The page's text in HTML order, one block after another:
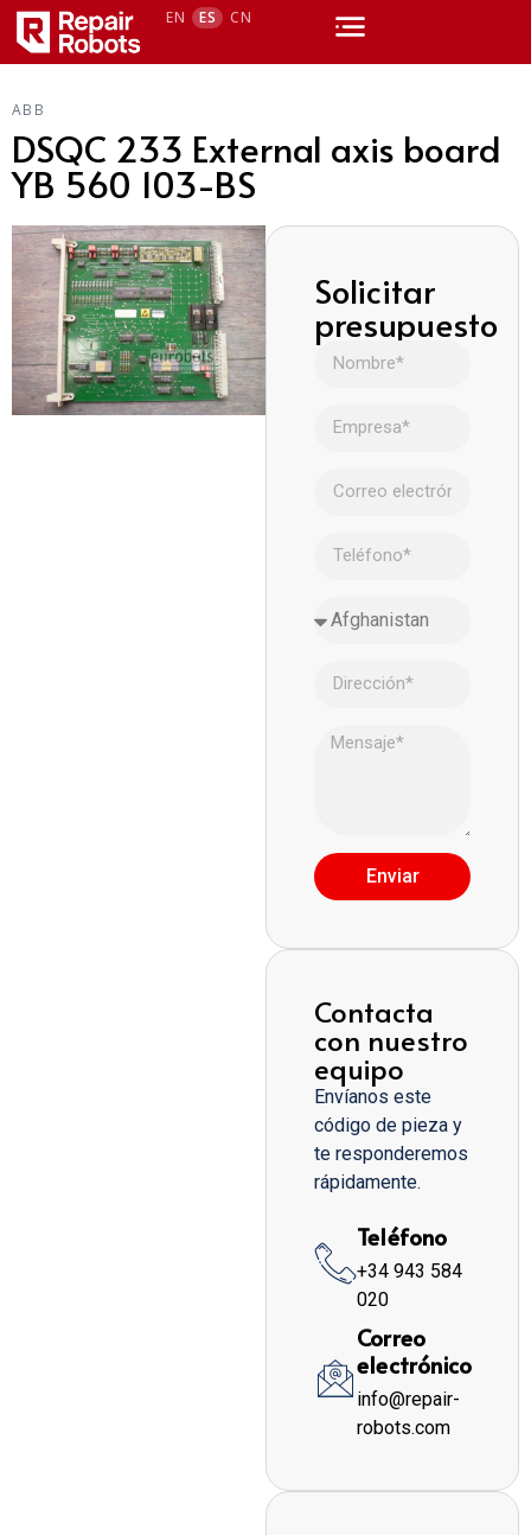
EN ES CN
ABB
DSQC 233 External axis board
YB 560 103-BS
Solicitar
presupuesto
Enviar
Contacta
con nuestro
equipo
Envíanos este
código de pieza y
te responderemos
rápidamente.
Teléfono
+34 943 584
020
Correo
electrónico
info@repair-
robots.com